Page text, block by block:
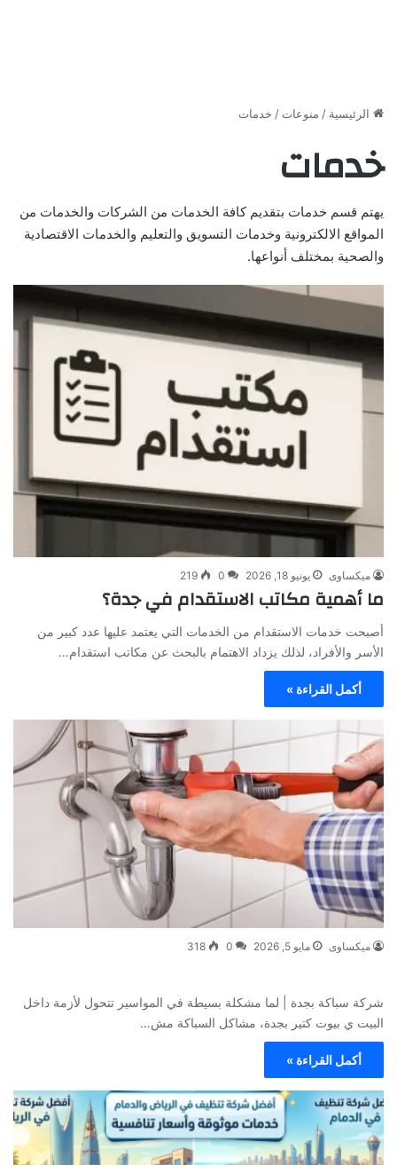
الرئيسية / منوعات / خدمات
خدمات
يهتم قسم خدمات بتقديم كافة الخدمات من الشركات والخدمات من
المواقع الالكترونية وخدمات التسويق والتعليم والخدمات الاقتصادية
والصحية بمختلف أنواعها.
ميكساوى يونيو 18, 2026 0
219
ما أهمية مكاتب الاستقدام في جدة؟
أصبحت خدمات الاستقدام من الخدمات التي يعتمد عليها عدد كبير من
الأسر والأفراد، لذلك يزداد الاهتمام بالبحث عن مكاتب استقدام…
أكمل القراءة »
ميكساوى مايو 5, 2026 0
318
شركة سباكة بجدة | لما مشكلة بسيطة في المواسير تتحول لأزمة داخل
البيت ي بيوت كتير بجدة، مشاكل السباكة مش…
أكمل القراءة »